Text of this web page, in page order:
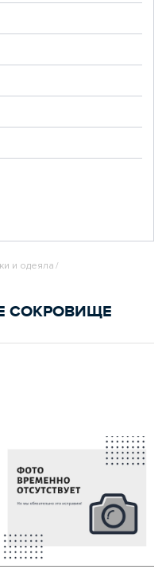
и одеяла /
СОКРОВИЩЕ